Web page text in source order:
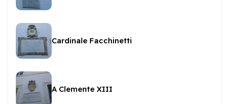
Cardinale Facchinetti
A Clemente XIII